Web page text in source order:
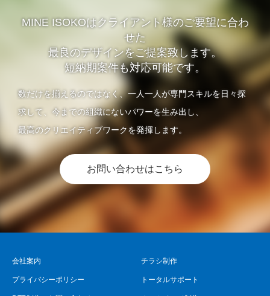
MINE ISOKOはクライアント様のご要望に合わ
せた
最良のデザインをご提案致します。
短納期案件も対応可能です。
数だけを揃えるのではなく、一人一人が専門スキルを日々探
求して、今までの組織にないパワーを生み出し、
最高のクリエイティブワークを発揮します。
お問い合わせはこちら
会社案内
プライバシーポリシー
チラシ制作
トータルサポート